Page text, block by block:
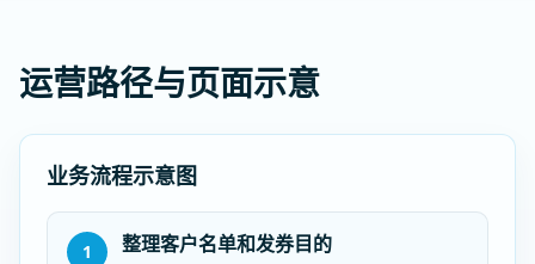
运营路径与页面示意
业务流程示意图
1 整理客户名单和发券目的